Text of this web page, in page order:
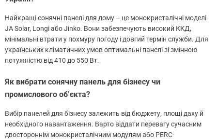
Найкращі сонячні панелі для дому – це монокристалічні моделі
JA Solar, Longi або Jinko. Вони забезпечують високий ККД,
мінімальні втрати у похмуру погоду і довгий термін служби. Для
українських кліматичних умов оптимальні панелі зі змінною
потужністю від 410 до 550 Вт.
Як вибрати сонячну панель для бізнесу чи
промислового об’єкта?
Вибір панелей для бізнесу залежить від бюджету, площі даху й
необхідного навантаження. Варто віддати перевагу сучасним
двостороннім монокристалічним модулям або PERC-